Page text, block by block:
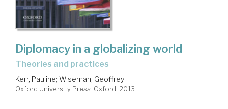
Diplomacy in a globalizing world
theories and practices
Kerr, Pauline; Wiseman, Geoffrey
Oxford University Press. Oxford, 2013